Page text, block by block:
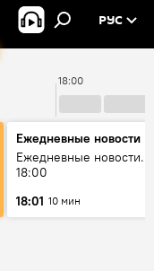
РУС
18:00
Ежедневные новости
Ежедневные новости.
18:00
18:01 10 мин